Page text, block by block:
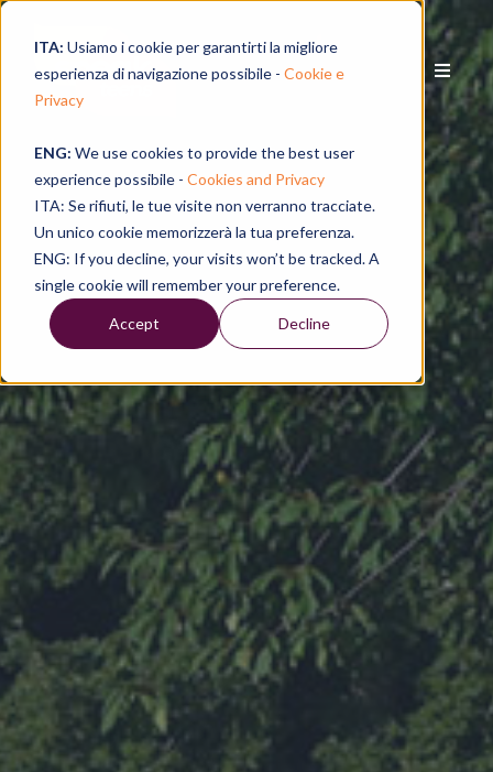
ITA: Usiamo i cookie per garantirti la migliore
esperienza di navigazione possibile - Cookie e
Privacy
ENG: We use cookies to provide the best user
experience possibile - Cookies and Privacy
ITA: Se rifiuti, le tue visite non verranno tracciate.
Un unico cookie memorizzerà la tua preferenza.
ENG: If you decline, your visits won’t be tracked. A
single cookie will remember your preference.
Accept Decline